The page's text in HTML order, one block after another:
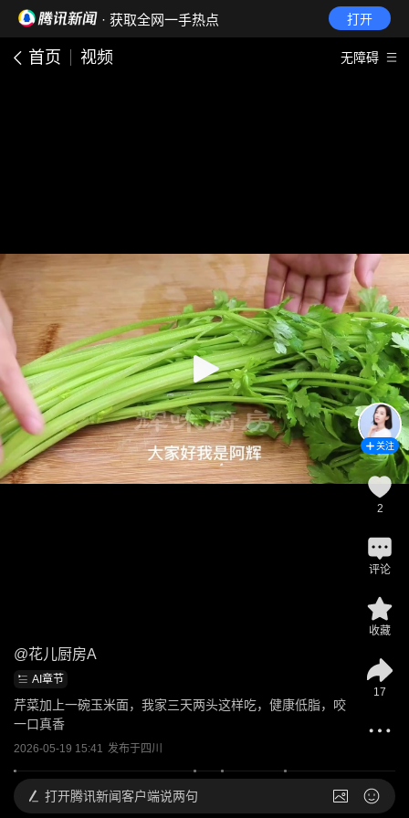
· 获取全网一手热点 打开
首页 视频 无障碍
@花儿厨房A
AI章节
芹菜加上一碗玉米面，我家三天两头这样吃，健康低脂，咬
一口真香
2026-05-19 15:41 发布于四川
关注
2
评论
收藏
17
打开腾讯新闻客户端说两句